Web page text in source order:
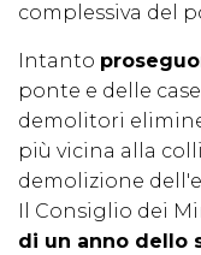
complessiva del
Intanto
ponte e delle
demolitori
più vicina alla
demolizione
Il Consiglio dei
di un anno dello